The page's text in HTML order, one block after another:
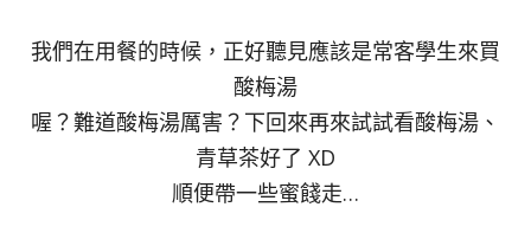
我們在用餐的時候，正好聽見應該是常客學生來買
酸梅湯
喔？難道酸梅湯厲害？下回來再來試試看酸梅湯、
青草茶好了 XD
順便帶一些蜜餞走…